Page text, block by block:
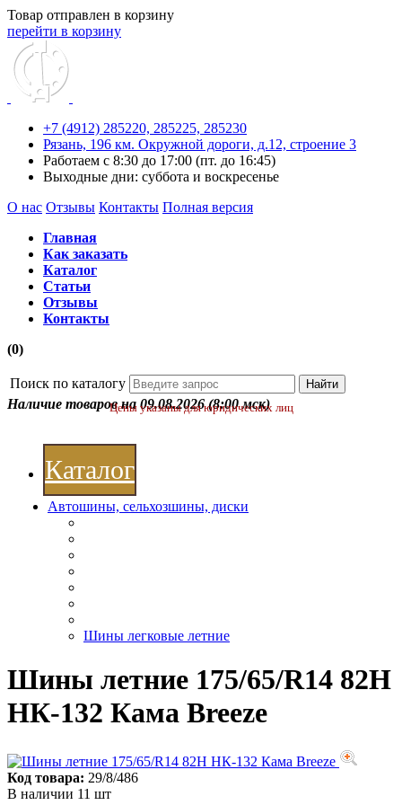
Товар отправлен в корзину
перейти в корзину
+7 (4912) 285220, 285225, 285230
Рязань, 196 км. Окружной дороги, д.12, строение 3
Работаем с 8:30 до 17:00 (пт. до 16:45)
Выходные дни: суббота и воскресенье
О нас Отзывы Контакты Полная версия
Главная
Как заказать
Каталог
Статьи
Отзывы
Контакты
(0)
Поиск по каталогу
Наличие товаров на 09.08.2026 (8:00 мск)
Цены указаны для юридических лиц
Каталог
Автошины, сельхозшины, диски
Шины легковые летние
Шины летние 175/65/R14 82H
НК-132 Кама Breeze
Код товара: 29/8/486
В наличии 11 шт